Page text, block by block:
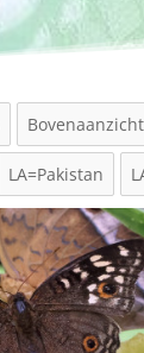
Bovenaanzicht
LA=Pakistan